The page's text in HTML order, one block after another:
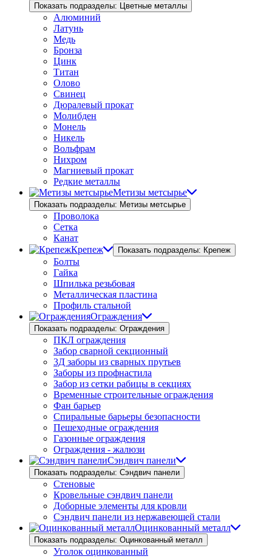
Показать подразделы: Цветные металлы
Алюминий
Латунь
Медь
Бронза
Цинк
Титан
Олово
Свинец
Дюралевый прокат
Молибден
Монель
Никель
Вольфрам
Нихром
Магниевый прокат
Редкие металлы
Метизы метсырье
Показать подразделы: Метизы метсырье
Проволока
Сетка
Канат
Крепеж
Показать подразделы: Крепеж
Болты
Гайка
Шпилька резьбовая
Металлическая пластина
Профиль стальной
Ограждения
Показать подразделы: Ограждения
ПКЛ ограждения
Забор сварной секционный
3Д заборы из сварных прутьев
Заборы из профнастила
Забор из сетки рабицы в секциях
Временные строительные ограждения
Фан барьер
Спиральные барьеры безопасности
Пешеходные ограждения
Газонные ограждения
Ограждения - жалюзи
Сэндвич панели
Показать подразделы: Сэндвич панели
Стеновые
Кровельные сэндвич панели
Доборные элементы для кровли
Сэндвич панели из нержавеющей стали
Оцинкованный металл
Показать подразделы: Оцинкованный металл
Уголок оцинкованный